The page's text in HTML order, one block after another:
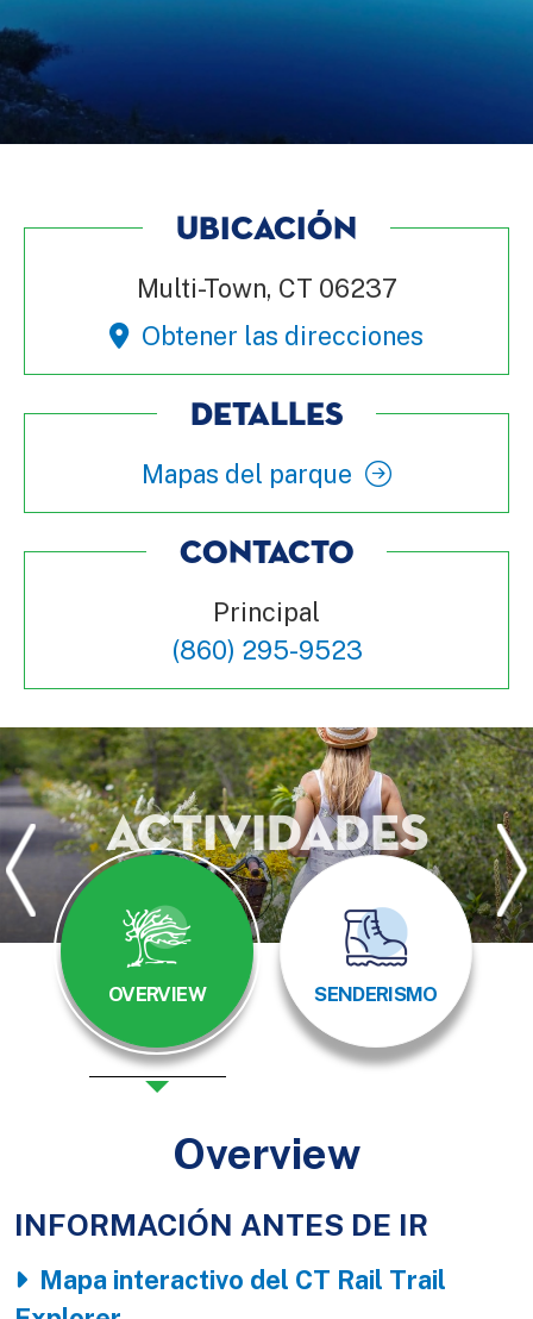
UBICACIÓN
Multi-Town, CT 06237
Obtener las direcciones
DETALLES
Mapas del parque
CONTACTO
Principal
(860) 295-9523
Actividades
OVERVIEW SENDERISMO
Overview
Body
INFORMACIÓN ANTES DE IR
Mapa interactivo del CT Rail Trail